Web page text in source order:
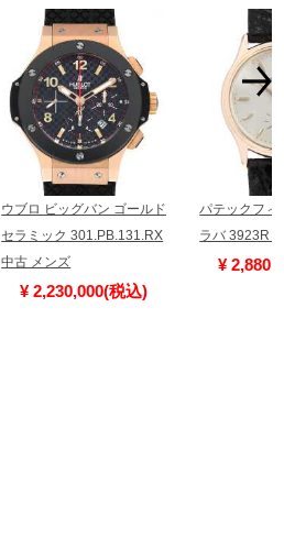
ウブロ ビッグバン ゴールド
セラミック 301.PB.131.RX
中古 メンズ
¥ 2,230,000(税込)
パテックフィ
ラバ 3923R
¥